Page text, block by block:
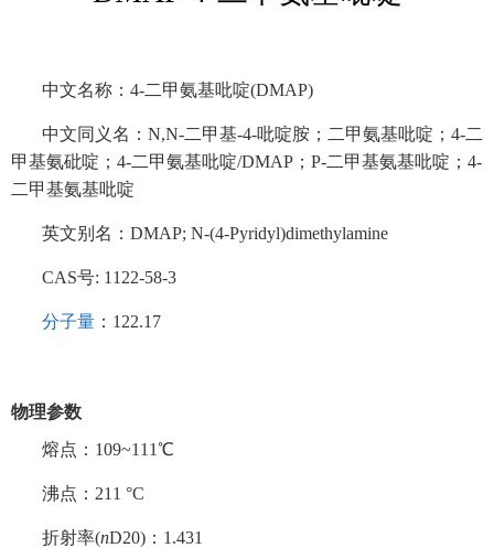
中文名称： 4-二甲氨基吡啶(DMAP)
中文同义名： N,N-二甲基-4-吡啶胺；二甲氨基吡啶；4-二
甲基氨砒啶；4-二甲氨基吡啶/DMAP；P-二甲基氨基吡啶；4-
二甲基氨基吡啶
英文别名： DMAP; N-(4-Pyridyl)dimethylamine
CAS号: 1122-58-3
分子量 ： 122.17
物理参数
熔点： 109~111℃
沸点： 211 °C
折射率(nD20)：1.431